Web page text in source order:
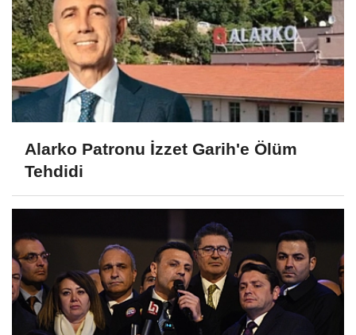
Alarko Patronu İzzet Garih'e Ölüm
Tehdidi